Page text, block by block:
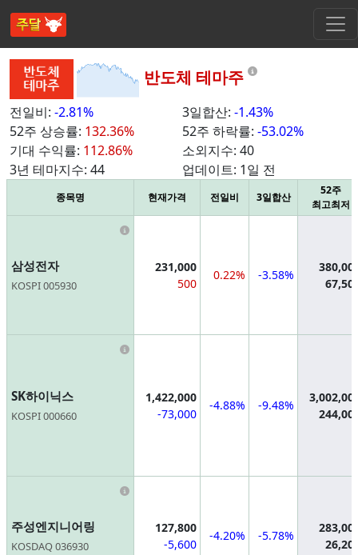
반도체 테마주 Information
전일비: -2.81% 3일합산: -1.43%
52주 상승률: 132.36% 52주 하락률: -53.02%
기대 수익률: 112.86% 소외지수: 40
3년 테마지수: 44 업데이트: 1일 전
종목명 현재가격 전일비 3일합산
52주
최고최저
삼성전자
KOSPI 005930
Information
231,000
500
0.22% -3.58%
SK하이닉스
KOSPI 000660
Information
1,422,000
-73,000
-4.88% -9.48%
주성엔지니어링
KOSDAQ 036930
Information
127,800
-5,600
-4.20% -5.78%